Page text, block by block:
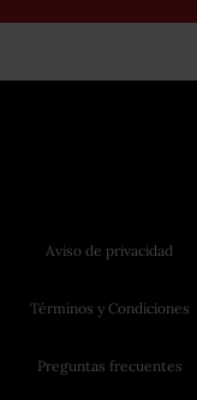
Aviso de privacidad
Términos y Condiciones
Preguntas frecuentes